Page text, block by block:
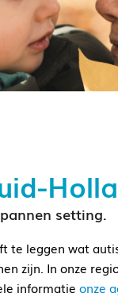
setting.
te leggen wat
zijn. In onze
informatie onze